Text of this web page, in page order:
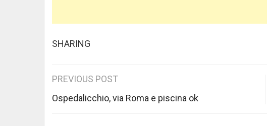
SHARING
Post
navigation
PREVIOUS POST
Ospedalicchio, via Roma e piscina ok